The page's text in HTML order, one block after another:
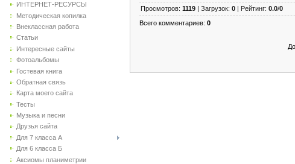
ИНТЕРНЕТ-РЕСУРСЫ
Методическая копилка
Внеклассная работа
Статьи
Интересные сайты
Фотоальбомы
Гостевая книга
Обратная связь
Карта моего сайта
Тесты
Музыка и песни
Друзья сайта
Для 7 класса А
Для 6 класса Б
Аксиомы планиметрии
Просмотров: 1119 | Загрузок: 0 | Рейтинг: 0.0/0
Всего комментариев: 0